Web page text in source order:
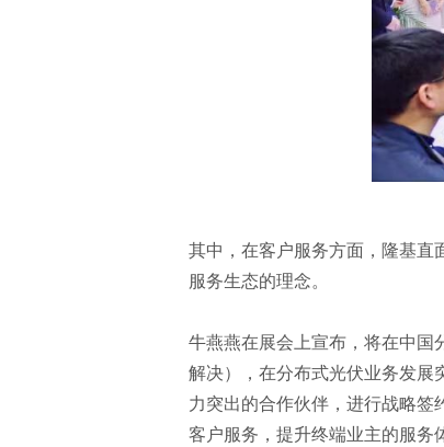
其中，在客户服务方面，隆基直
服务生态的理念。
牛燕燕在展会上宣布，将在中国
解决），在分布式光伏业务发展
力突出的合作伙伴，进行战略
客户服务，提升终端业主的服务